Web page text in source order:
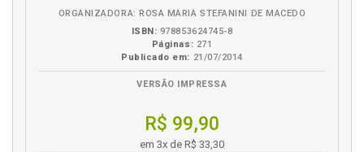
ORGANIZADORA: ROSA MARIA STEFANINI DE MACEDO
ISBN: 978853624745-8
Páginas: 271
Publicado em: 21/07/2014
VERSÃO IMPRESSA
R$ 99,90
em 3x de R$ 33,30